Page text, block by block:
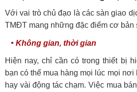
Với vai trò chủ đạo là các sàn giao
TMĐT mang những đặc điểm cơ bản
• Không gian, thời gian
Hiện nay, chỉ cần có trong thiết bị
bạn có thể mua hàng mọi lúc mọi
hay vài động tác chạm. Việc mua